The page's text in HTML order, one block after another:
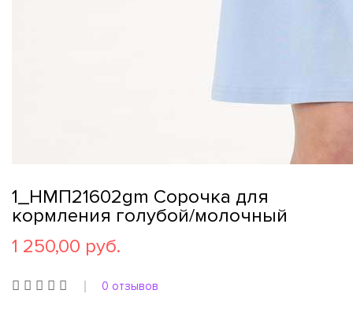
1_НМП21602gm Сорочка для
кормления голубой/молочный
1 250,00 руб.
0 отзывов